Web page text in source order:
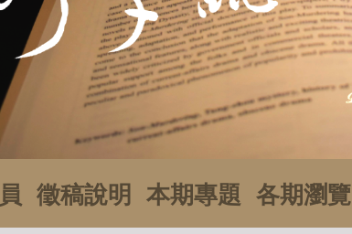
徵稿說明 本期專題 各期瀏覽